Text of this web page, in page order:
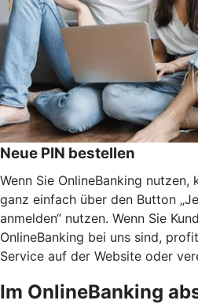
Neue PIN bestellen
Wenn Sie OnlineBanking nutzen,
ganz einfach über den Button
anmelden“ nutzen. Wenn Sie
OnlineBanking bei uns sind,
Service auf der Website oder
Im OnlineBanking